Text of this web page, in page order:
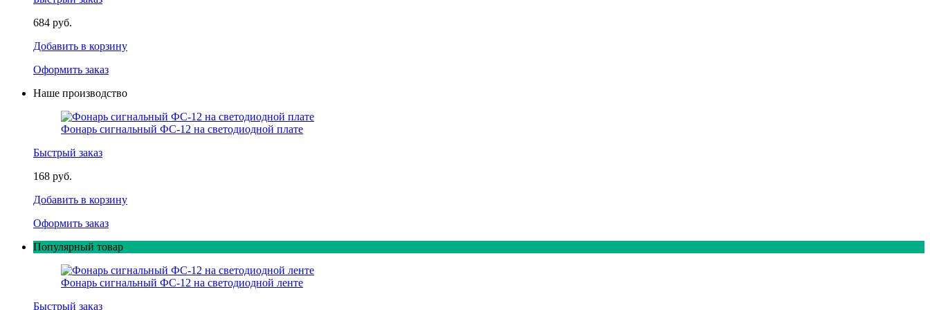
684 руб.
Добавить в корзину
Оформить заказ
Наше производство
Фонарь сигнальный ФС-12 на светодиодной плате
Быстрый заказ
168 руб.
Добавить в корзину
Оформить заказ
Популярный товар
Фонарь сигнальный ФС-12 на светодиодной ленте
Быстрый заказ